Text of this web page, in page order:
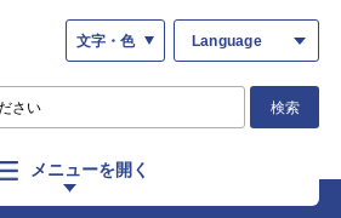
文字・色 Language
検索
メニューを開く